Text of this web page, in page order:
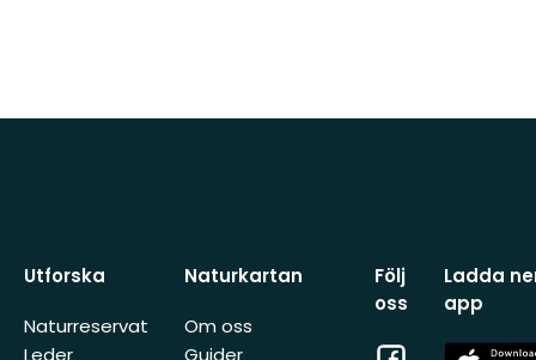
Utforska
Naturreservat
Leder
Naturkartan
Om oss
Guider
Följ
oss
Facebook
Ladda
app
App